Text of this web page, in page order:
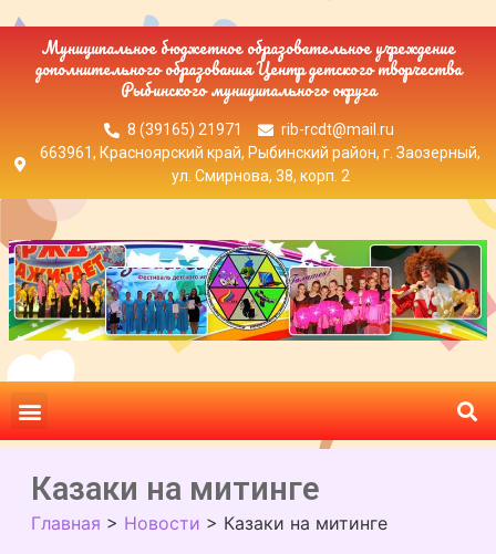
Муниципальное бюджетное образовательное учреждение
дополнительного образования Центр детского творчества
Рыбинского муниципального округа
8 (39165) 21971
rib-rcdt@mail.ru
663961, Красноярский край, Рыбинский район, г. Заозерный,
ул. Смирнова, 38, корп. 2
Казаки на митинге
Главная > Новости > Казаки на митинге